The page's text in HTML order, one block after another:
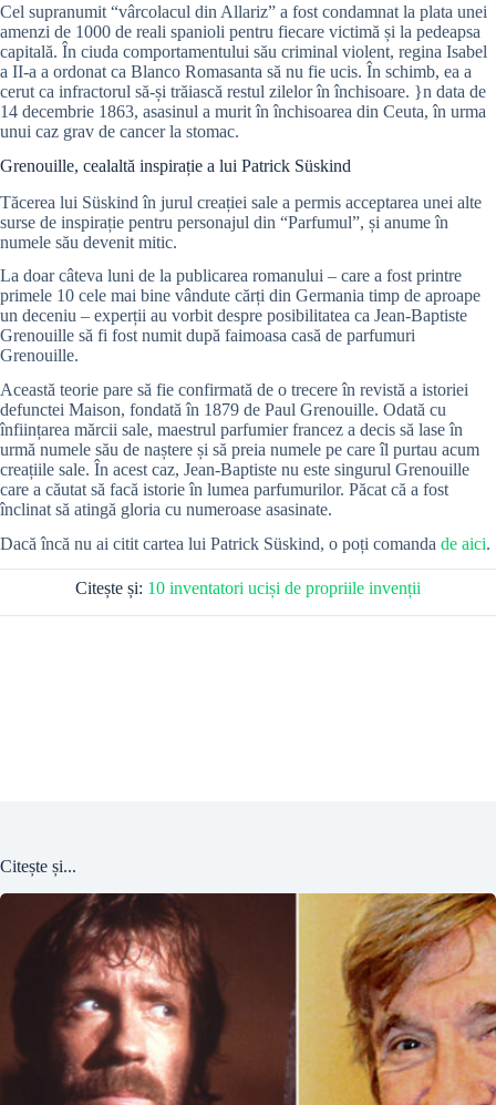
Cel supranumit “vârcolacul din Allariz” a fost condamnat la plata unei
amenzi de 1000 de reali spanioli pentru fiecare victimă și la pedeapsa
capitală. În ciuda comportamentului său criminal violent, regina Isabel
a II-a a ordonat ca Blanco Romasanta să nu fie ucis. În schimb, ea a
cerut ca infractorul să-și trăiască restul zilelor în închisoare. }n data de
14 decembrie 1863, asasinul a murit în închisoarea din Ceuta, în urma
unui caz grav de cancer la stomac.
Grenouille, cealaltă inspirație a lui Patrick Süskind
Tăcerea lui Süskind în jurul creației sale a permis acceptarea unei alte
surse de inspirație pentru personajul din “Parfumul”, și anume în
numele său devenit mitic.
La doar câteva luni de la publicarea romanului – care a fost printre
primele 10 cele mai bine vândute cărți din Germania timp de aproape
un deceniu – experții au vorbit despre posibilitatea ca Jean-Baptiste
Grenouille să fi fost numit după faimoasa casă de parfumuri
Grenouille.
Această teorie pare să fie confirmată de o trecere în revistă a istoriei
defunctei Maison, fondată în 1879 de Paul Grenouille. Odată cu
înființarea mărcii sale, maestrul parfumier francez a decis să lase în
urmă numele său de naștere și să preia numele pe care îl purtau acum
creațiile sale. În acest caz, Jean-Baptiste nu este singurul Grenouille
care a căutat să facă istorie în lumea parfumurilor. Păcat că a fost
înclinat să atingă gloria cu numeroase asasinate.
Dacă încă nu ai citit cartea lui Patrick Süskind, o poți comanda de aici.
Citește și: 10 inventatori uciși de propriile invenții
Citește și...